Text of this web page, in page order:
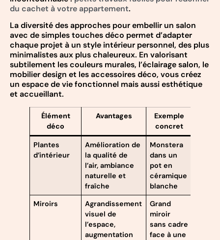
du cachet à votre appartement.
La diversité des approches pour embellir un salon
avec de simples touches déco permet d’adapter
chaque projet à un style intérieur personnel, des plus
minimalistes aux plus chaleureux. En valorisant
subtilement les couleurs murales, l’éclairage salon, le
mobilier design et les accessoires déco, vous créez
un espace de vie fonctionnel mais aussi esthétique
et accueillant.
Élément
déco
Avantages
Exemple
concret
Plantes
d’intérieur
Amélioration de
la qualité de
l’air, ambiance
naturelle et
fraîche
Monstera
dans un
pot en
céramique
blanche
Miroirs
Agrandissement
visuel de
l’espace,
augmentation
Grand
miroir
sans cadre
face à une